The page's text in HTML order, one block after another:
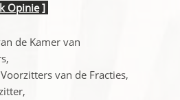
Opinie]
de Kamer van
van de Fracties,